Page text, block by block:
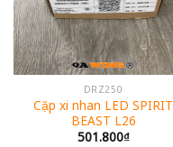
DRZ250
Cặp xi nhan LED SPIRIT
BEAST L26
501.800₫